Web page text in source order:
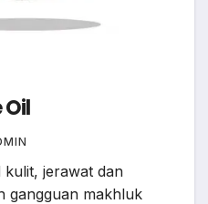
Oil
kulit, jerawat dan
gangguan makhluk